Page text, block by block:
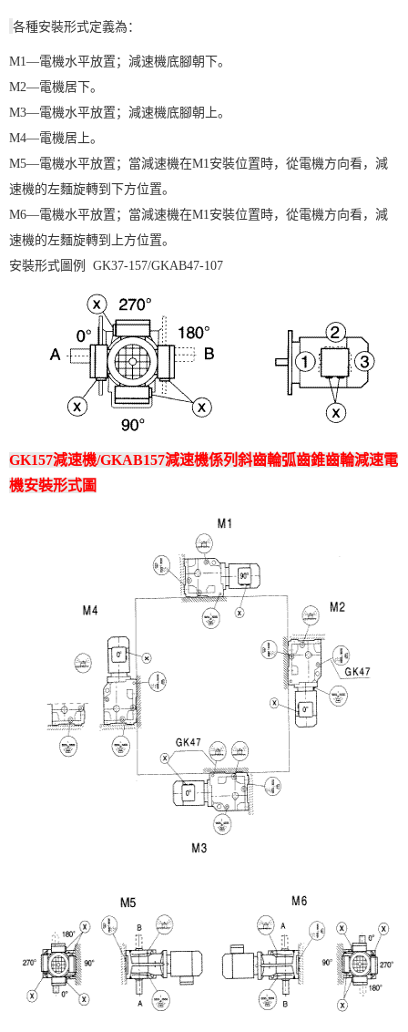
各種安裝形式定義為：
M1—電機水平放置；減速機底腳朝下。
M2—電機居下。
M3—電機水平放置；減速機底腳朝上。
M4—電機居上。
M5—電機水平放置；當減速機在M1安裝位置時，從電機方向看，減
速機的左麵旋轉到下方位置。
M6—電機水平放置；當減速機在M1安裝位置時，從電機方向看，減
速機的左麵旋轉到上方位置。
安裝形式圖例 GK37-157/GKAB47-107
GK157減速機/GKAB157減速機係列斜齒輪弧齒錐齒輪減速電
機安裝形式圖